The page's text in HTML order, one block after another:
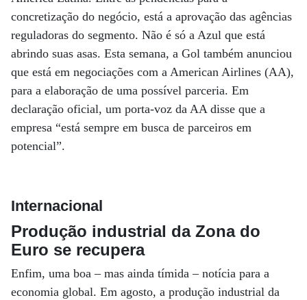
concretização do negócio, está a aprovação das agências
reguladoras do segmento. Não é só a Azul que está
abrindo suas asas. Esta semana, a Gol também anunciou
que está em negociações com a American Airlines (AA),
para a elaboração de uma possível parceria. Em
declaração oficial, um porta-voz da AA disse que a
empresa “está sempre em busca de parceiros em
potencial”.
Internacional
Produção industrial da Zona do
Euro se recupera
Enfim, uma boa – mas ainda tímida – notícia para a
economia global. Em agosto, a produção industrial da